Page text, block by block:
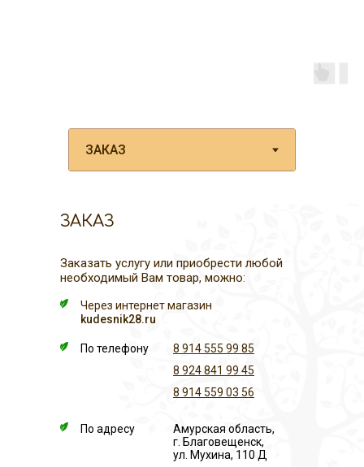
ЗАКАЗ
Амурская область,
г. Благовещенск,
ул. Мухина, 110 Д
8 914 555 99 85
8 924 841 99 45
По телефону
По адресу
8 914 559 03 56
Через интернет магазин
kudesnik28.ru
Заказать услугу или приобрести любой
необходимый Вам товар, можно: